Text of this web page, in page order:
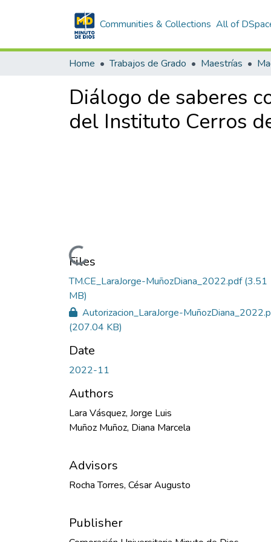
Communities & Collections All of
Home Trabajos de Grado Maestrías
Diálogo de saberes
del Instituto Cerros
Loading...
Files
TM.CE_LaraJorge-MuñozDiana_2022.pdf(3.51
MB)
Autorizacion_LaraJorge-
(207.04 KB)
Date
2022-11
Authors
Lara Vásquez, Jorge Luis
Muñoz Muñoz, Diana Marcela
Advisors
Rocha Torres, César Augusto
Publisher